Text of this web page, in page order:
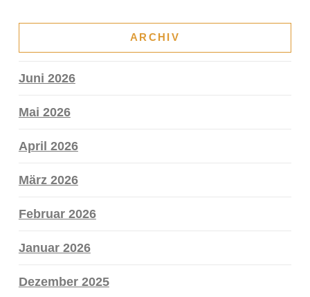
ARCHIV
Juni 2026
Mai 2026
April 2026
März 2026
Februar 2026
Januar 2026
Dezember 2025